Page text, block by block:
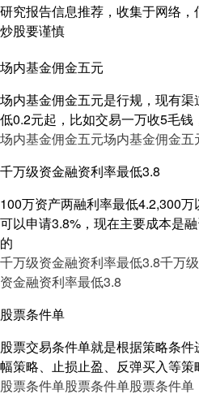
研究报告信息推荐，收集于网络，
炒股要谨慎
场内基金佣金五元
场内基金佣金五元是行规，现有
低0.2元起，比如交易一万收5毛钱
场内基金佣金五元场内基金佣金五
千万级资金融资利率最低3.8
100万资产两融利率最低4.2,300
可以申请3.8%，现在主要成本是
的
千万级资金融资利率最低3.8千万
资金融资利率最低3.8
股票条件单
股票交易条件单就是根据策略条
幅策略、止损止盈、反弹买入等策
股票条件单股票条件单股票条件单